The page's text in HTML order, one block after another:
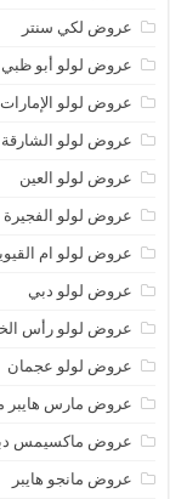
عروض لكي سنتر
عروض لولو أبو ظبي
عروض لولو الإمارات
عروض لولو الشارقة
عروض لولو العين
عروض لولو الفجيرة
عروض لولو ام
عروض لولو دبي
عروض لولو رأس
عروض لولو عجمان
عروض مارس هايبر
عروض ماكسيمس
عروض مانجو هايبر